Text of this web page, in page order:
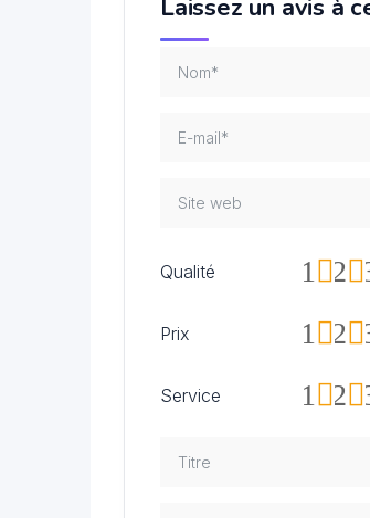
Laissez un avis à
Qualité 2
1
Prix 2
1
Service 2
1